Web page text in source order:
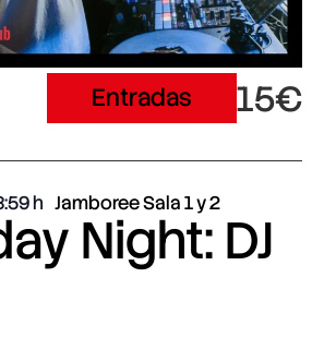
Entradas 15€
Jamboree Sala 1 y 2
Night: DJ